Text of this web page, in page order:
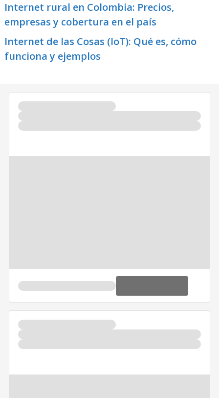
Internet rural en Colombia: Precios,
empresas y cobertura en el país
Internet de las Cosas (IoT): Qué es, cómo
funciona y ejemplos